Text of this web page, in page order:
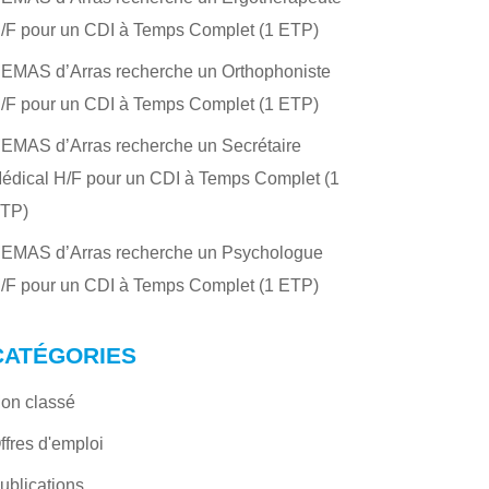
F pour un CDI à Temps Complet (1 ETP)
d’Arras recherche un Orthophoniste
F pour un CDI à Temps Complet (1 ETP)
d’Arras recherche un Secrétaire
H/F pour un CDI à Temps Complet (1
d’Arras recherche un Psychologue
F pour un CDI à Temps Complet (1 ETP)
classé
d'emploi